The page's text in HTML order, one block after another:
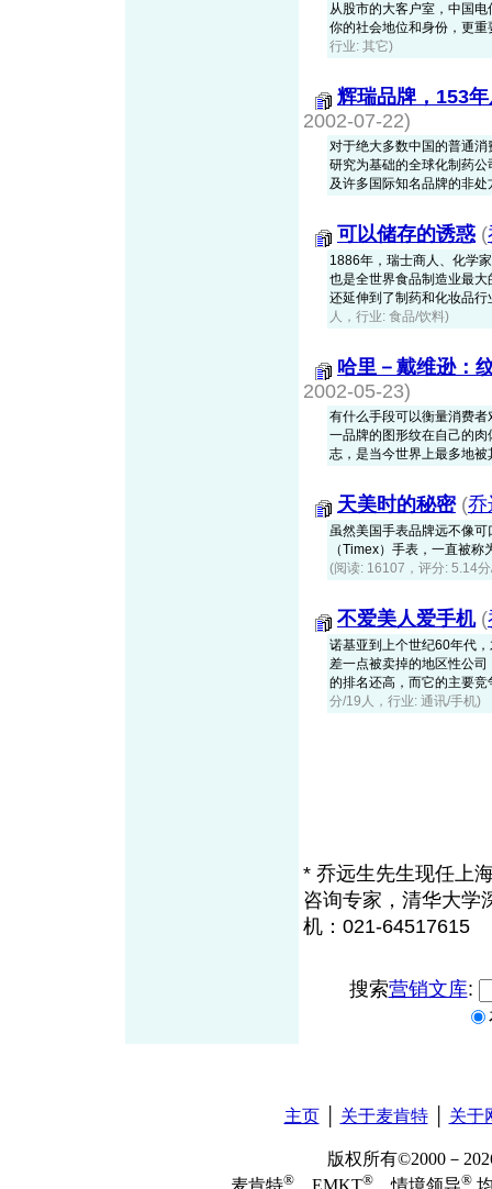
从股市的大客户室，中国
你的社会地位和身份，更
行业: 其它)
辉瑞品牌，153
2002-07-22)
对于绝大多数中国的普通消
研究为基础的全球化制药
及许多国际知名品牌的非
可以储存的诱惑 (
1886年，瑞士商人、化学
也是全世界食品制造业最
还延伸到了制药和化妆品
人，行业: 食品/饮料)
哈里－戴维逊：
2002-05-23)
有什么手段可以衡量消费
一品牌的图形纹在自己的
志，是当今世界上最多地
天美时的秘密 (乔
虽然美国手表品牌远不像
（Timex）手表，一直被
(阅读: 16107，评分: 5.14
不爱美人爱手机 (
诺基亚到上个世纪60年代
差一点被卖掉的地区性公
的排名还高，而它的主要
分/19人，行业: 通讯/手机)
* 乔远生先生现任上
咨询专家，清华大学
机：021-64517615
搜索营销文库:
主页│ 关于麦肯特│ 关于
版权所有©2000－
® ® ®